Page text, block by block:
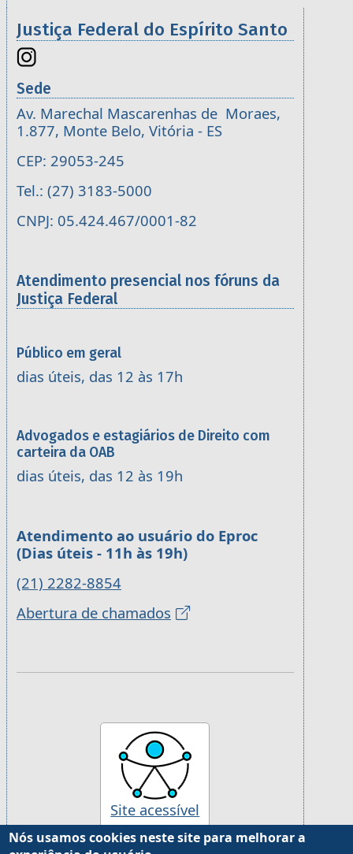
Justiça Federal do Espírito Santo
Sede
Av. Marechal Mascarenhas de Moraes,
1.877, Monte Belo, Vitória - ES
CEP: 29053-245
Tel.: (27) 3183-5000
CNPJ: 05.424.467/0001-82
Atendimento presencial nos fóruns da
Justiça Federal
Público em geral
dias úteis, das 12 às 17h
Advogados e estagiários de Direito com
carteira da OAB
dias úteis, das 12 às 19h
Atendimento ao usuário do Eproc
(Dias úteis - 11h às 19h)
(21) 2282-8854
Abertura de chamados
Site acessível
Nós usamos cookies neste site para melhorar a